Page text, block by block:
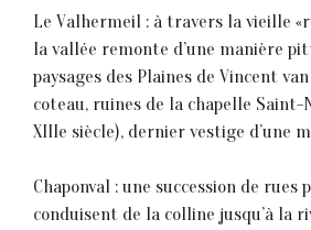
Le Valhermeil : à travers la vieille
la vallée remonte d’une manière
paysages des Plaines de Vincent
coteau, ruines de la chapelle Saint-
XIIIe siècle), dernier vestige d’une
Chaponval : une succession de rues
conduisent de la colline jusqu’à la